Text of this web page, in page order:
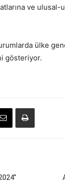
ve ulusal-
ülke
gösteriyor.